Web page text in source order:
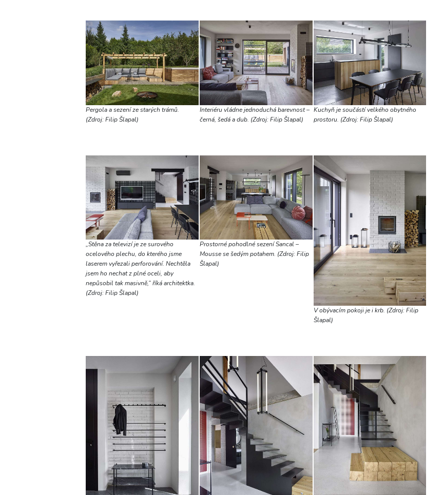
Pergola a sezení ze starých trámů.
(Zdroj: Filip Šlapal)
Interiéru vládne jednoduchá barevnost –
černá, šedá a dub. (Zdroj: Filip Šlapal)
Kuchyň je součástí velkého obytného
prostoru. (Zdroj: Filip Šlapal)
„Stěna za televizí je ze surového
ocelového plechu, do kterého jsme
laserem vyřezali perforování. Nechtěla
jsem ho nechat z plné oceli, aby
nepůsobil tak masivně,“ říká architektka.
(Zdroj: Filip Šlapal)
Prostorné pohodlné sezení Sancal –
Mousse se šedým potahem. (Zdroj: Filip
Šlapal)
V obývacím pokoji je i krb. (Zdroj: Filip
Šlapal)